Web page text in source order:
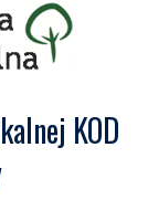
KOD